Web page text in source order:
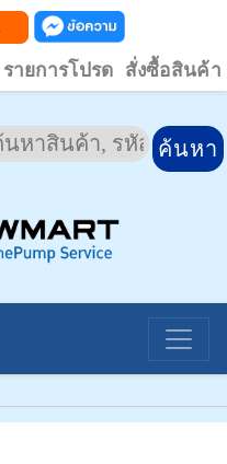
รายการโปรด สั่งซื้อสินค้า